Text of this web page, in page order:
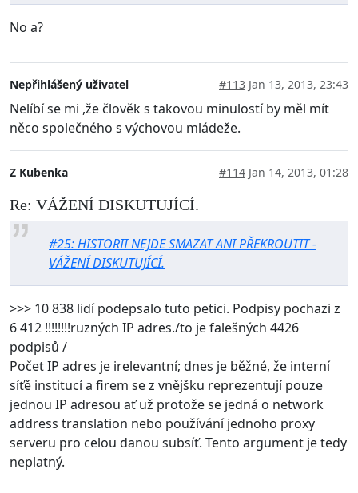
No a?
Nepřihlášený uživatel #113 Jan 13, 2013, 23:43
Nelíbí se mi ,že člověk s takovou minulostí by měl mít
něco společného s výchovou mládeže.
Z Kubenka #114 Jan 14, 2013, 01:28
Re: VÁŽENÍ DISKUTUJÍCÍ.
#25: HISTORII NEJDE SMAZAT ANI PŘEKROUTIT -
VÁŽENÍ DISKUTUJÍCÍ.
>>> 10 838 lidí podepsalo tuto petici. Podpisy pochazi z
6 412 !!!!!!!!ruzných IP adres./to je falešných 4426
podpisů /
Počet IP adres je irelevantní; dnes je běžné, že interní
síťě institucí a firem se z vnějšku reprezentují pouze
jednou IP adresou ať už protože se jedná o network
address translation nebo používání jednoho proxy
serveru pro celou danou subsíť. Tento argument je tedy
neplatný.